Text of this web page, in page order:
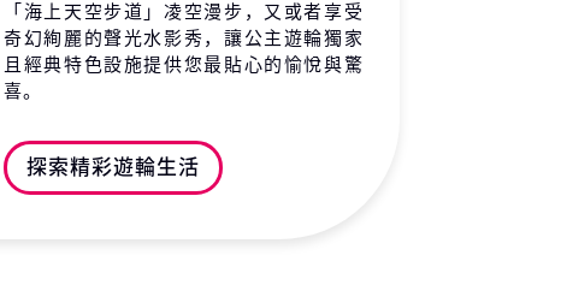
澳洲 約克斯諾波 (凱恩斯)
2026 / 11 / 20 (五)
07:00 18:00
海上巡航
海上巡航
2026 / 11 / 22 (日)
「海上天空步道」凌空漫步，又或者享受
奇幻絢麗的聲光水影秀，讓公主遊輪獨家
且經典特色設施提供您最貼心的愉悅與驚
喜。
探索精彩遊輪生活